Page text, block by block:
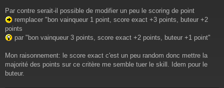
a
g
Par contre serait-il possible de modifier un peu le scoring de point
remplacer "bon vainqueur 1 point, score exact +3 points, buteur +2
points
par "bon vainqueur 3 points, score exact +2 points, buteur +1 point"
Mon raisonnement: le score exact c'est un peu random donc mettre la
majorité des points sur ce critère me semble tuer le skill. Idem pour le
buteur.